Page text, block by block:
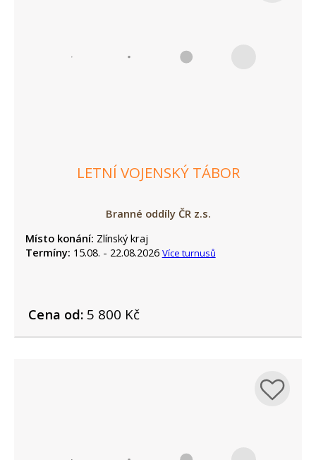
LETNÍ VOJENSKÝ TÁBOR
Branné oddíly ČR z.s.
Místo konání: Zlínský kraj
Termíny: 15.08. - 22.08.2026 Více turnusů
Cena od:5 800 Kč